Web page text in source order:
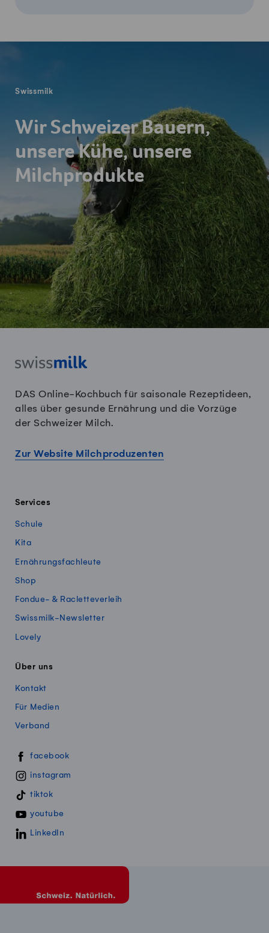
Swissmilk
Wir Schweizer Bauern,
unsere Kühe, unsere
Milchprodukte
DAS Online-Kochbuch für saisonale Rezeptideen,
alles über gesunde Ernährung und die Vorzüge
der Schweizer Milch.
Zur Website Milchproduzenten
Services
Schule
Kita
Ernährungsfachleute
Shop
Fondue- & Racletteverleih
Swissmilk-Newsletter
Lovely
Über uns
Kontakt
Für Medien
Verband
Swissmillk auf Social Media
facebook
instagram
tiktok
youtube
LinkedIn